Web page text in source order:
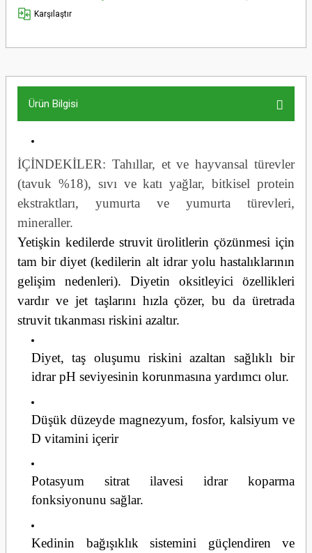
Karşılaştır
Ürün Bilgisi
İÇİNDEKİLER: Tahıllar, et ve hayvansal türevler
(tavuk %18), sıvı ve katı yağlar, bitkisel protein
ekstraktları, yumurta ve yumurta türevleri,
mineraller.
Yetişkin kedilerde struvit ürolitlerin çözünmesi için
tam bir diyet (kedilerin alt idrar yolu hastalıklarının
gelişim nedenleri). Diyetin oksitleyici özellikleri
vardır ve jet taşlarını hızla çözer, bu da üretrada
struvit tıkanması riskini azaltır.
Diyet, taş oluşumu riskini azaltan sağlıklı bir
idrar pH seviyesinin korunmasına yardımcı olur.
Düşük düzeyde magnezyum, fosfor, kalsiyum ve
D vitamini içerir
Potasyum sitrat ilavesi idrar koparma
fonksiyonunu sağlar.
Kedinin bağışıklık sistemini güçlendiren ve